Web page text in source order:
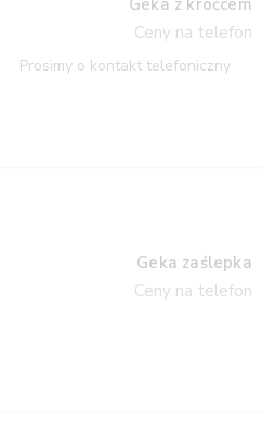
Ceny na telefon
Prosimy o kontakt telefoniczny
Geka zaślepka
Ceny na telefon